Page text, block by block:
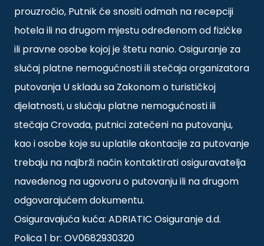
prouzročio, Putnik će snositi odmah na recepciji
hotela ili na drugom mjestu određenom od fizičke
ili pravne osobe kojoj je štetu nanio. Osiguranje za
slučaj platne nemogućnosti ili stečaja organizatora
putovanja U skladu sa Zakonom o turističkoj
djelatnosti, u slučaju platne nemogućnosti ili
stečaja Crovada, putnici zatečeni na putovanju,
kao i osobe koje su uplatile akontacije za putovanje
trebaju na najbrži način kontaktirati osiguravatelja
navedenog na ugovoru o putovanju ili na drugom
odgovarajućem dokumentu.
Osiguravajuća kuća: ADRIATIC Osiguranje d.d.
Polica 1 br: OV0682930320